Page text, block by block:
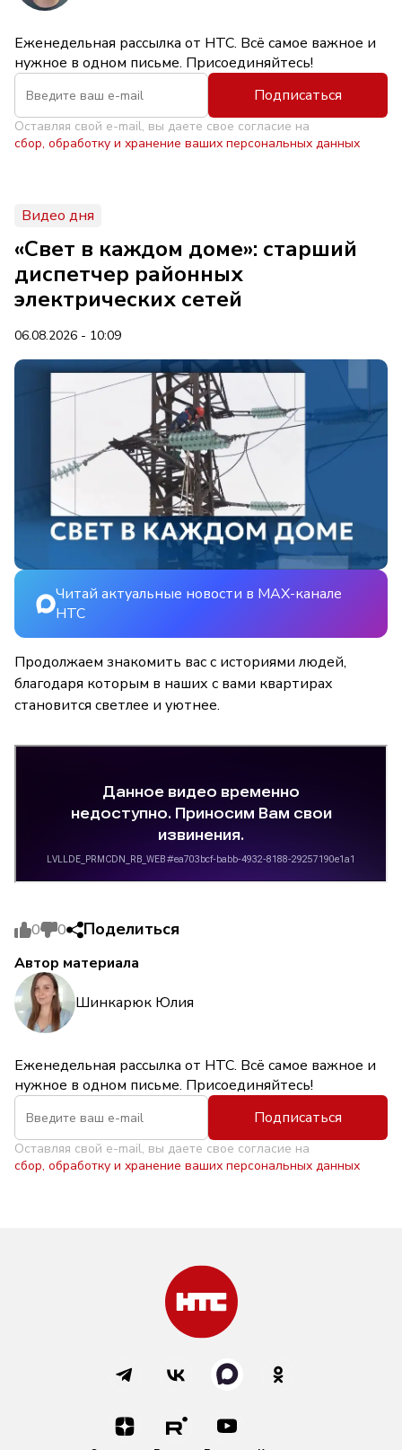
Еженедельная рассылка от НТС. Всё самое важное и
нужное в одном письме. Присоединяйтесь!
Подписаться
Оставляя свой e-mail, вы даете свое согласие на
сбор, обработку и хранение ваших персональных данных
Видео дня
«Свет в каждом доме»: старший
диспетчер районных
электрических сетей
06.08.2026 - 10:09
Читай актуальные новости в MAX-канале
НТС
Продолжаем знакомить вас с историями людей,
благодаря которым в наших с вами квартирах
становится светлее и уютнее.
0 0 Поделиться
Автор материала
Шинкарюк Юлия
Еженедельная рассылка от НТС. Всё самое важное и
нужное в одном письме. Присоединяйтесь!
Подписаться
Оставляя свой e-mail, вы даете свое согласие на
сбор, обработку и хранение ваших персональных данных